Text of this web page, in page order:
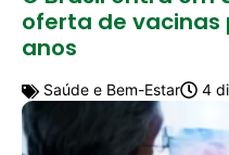
oferta de vacinas
anos
Saúde e Bem-Estar 4